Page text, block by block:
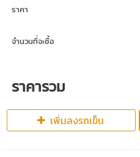
ราคา
จำนวนที่จะซื้อ
ราคารวม
เพิ่มลงรถเข็น